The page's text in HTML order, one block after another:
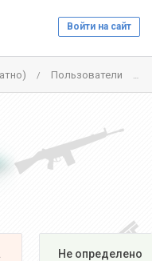
Войти на сайт
/ Пользователи
️ Не определено